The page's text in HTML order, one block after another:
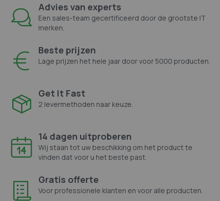
Advies van experts
Een sales-team gecertificeerd door de grootste IT
merken.
Beste prijzen
Lage prijzen het hele jaar door voor 5000 producten.
Get It Fast
2 levermethoden naar keuze.
14 dagen uitproberen
Wij staan tot uw beschikking om het product te
vinden dat voor u het beste past.
Gratis offerte
Voor professionele klanten en voor alle producten.